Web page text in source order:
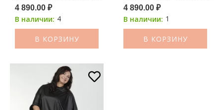
4 890.00 ₽
В наличии: 4
В КОРЗИНУ
4 890.00 ₽
В наличии: 1
В КОРЗИНУ